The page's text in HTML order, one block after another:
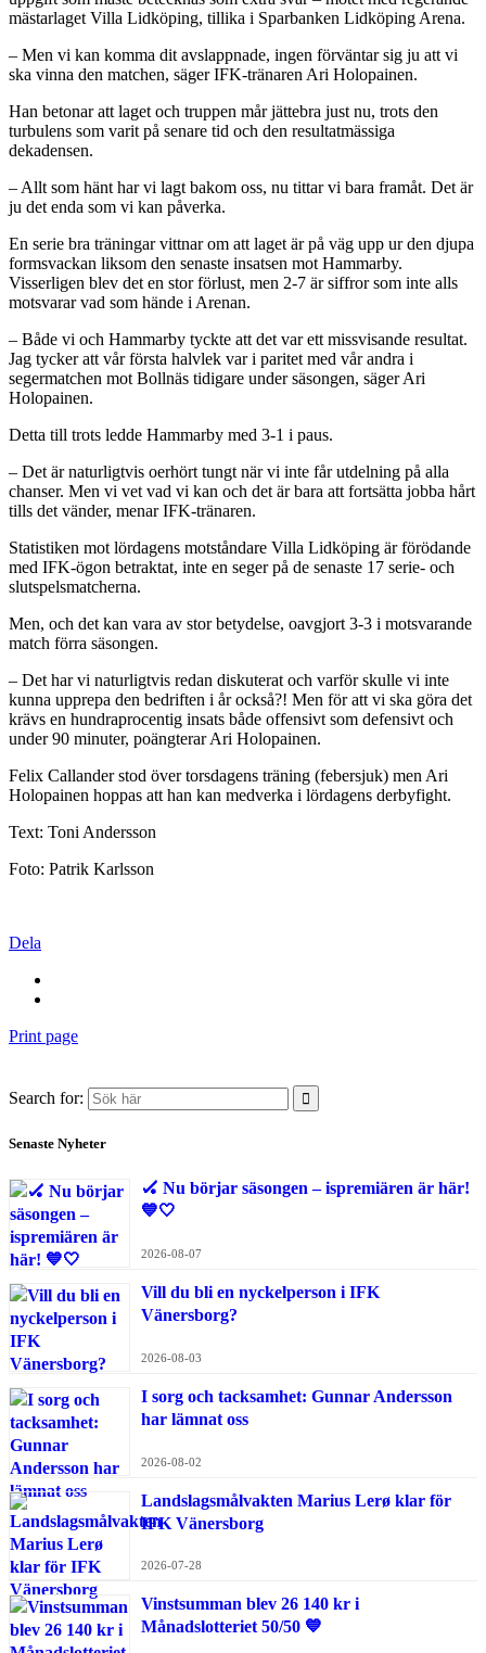
mästarlaget Villa Lidköping, tillika i Sparbanken Lidköping Arena.
– Men vi kan komma dit avslappnade, ingen förväntar sig ju att vi
ska vinna den matchen, säger IFK-tränaren Ari Holopainen.
Han betonar att laget och truppen mår jättebra just nu, trots den
turbulens som varit på senare tid och den resultatmässiga
dekadensen.
– Allt som hänt har vi lagt bakom oss, nu tittar vi bara framåt. Det är
ju det enda som vi kan påverka.
En serie bra träningar vittnar om att laget är på väg upp ur den djupa
formsvackan liksom den senaste insatsen mot Hammarby.
Visserligen blev det en stor förlust, men 2-7 är siffror som inte alls
motsvarar vad som hände i Arenan.
– Både vi och Hammarby tyckte att det var ett missvisande resultat.
Jag tycker att vår första halvlek var i paritet med vår andra i
segermatchen mot Bollnäs tidigare under säsongen, säger Ari
Holopainen.
Detta till trots ledde Hammarby med 3-1 i paus.
– Det är naturligtvis oerhört tungt när vi inte får utdelning på alla
chanser. Men vi vet vad vi kan och det är bara att fortsätta jobba hårt
tills det vänder, menar IFK-tränaren.
Statistiken mot lördagens motståndare Villa Lidköping är förödande
med IFK-ögon betraktat, inte en seger på de senaste 17 serie- och
slutspelsmatcherna.
Men, och det kan vara av stor betydelse, oavgjort 3-3 i motsvarande
match förra säsongen.
– Det har vi naturligtvis redan diskuterat och varför skulle vi inte
kunna upprepa den bedriften i år också?! Men för att vi ska göra det
krävs en hundraprocentig insats både offensivt som defensivt och
under 90 minuter, poängterar Ari Holopainen.
Felix Callander stod över torsdagens träning (febersjuk) men Ari
Holopainen hoppas att han kan medverka i lördagens derbyfight.
Text: Toni Andersson
Foto: Patrik Karlsson
Dela
Print page
Search for:
Senaste Nyheter
🏑 Nu börjar säsongen – ispremiären är här!
💙🤍
2026-08-07
Vill du bli en nyckelperson i IFK
Vänersborg?
2026-08-03
I sorg och tacksamhet: Gunnar Andersson
har lämnat oss
2026-08-02
Landslagsmålvakten Marius Lerø klar för
IFK Vänersborg
2026-07-28
Vinstsumman blev 26 140 kr i
Månadslotteriet 50/50 💙